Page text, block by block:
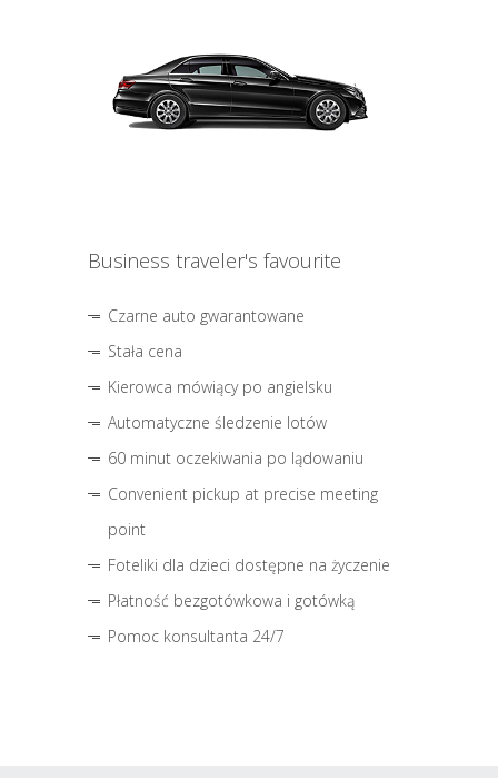
Business traveler's favourite
Czarne auto gwarantowane
Stała cena
Kierowca mówiący po angielsku
Automatyczne śledzenie lotów
60 minut oczekiwania po lądowaniu
Convenient pickup at precise meeting
point
Foteliki dla dzieci dostępne na życzenie
Płatność bezgotówkowa i gotówką
Pomoc konsultanta 24/7